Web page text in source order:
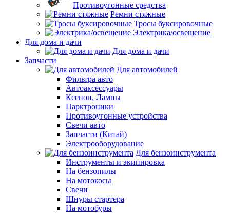
Противоугонные средства
Ремни стяжные
Тросы буксировочные
Электрика/освещение
Для дома и дачи
Для дома и дачи
Запчасти
Для автомобилей
Фильтра авто
Автоаксессуары
Ксенон, Лампы
Парктроники
Противоугонные устройства
Свечи авто
Запчасти (Китай)
Электрооборудование
Для бензоинструмента
Инструменты и экипировка
На бензопилы
На мотокосы
Свечи
Шнуры стартера
На мотобуры